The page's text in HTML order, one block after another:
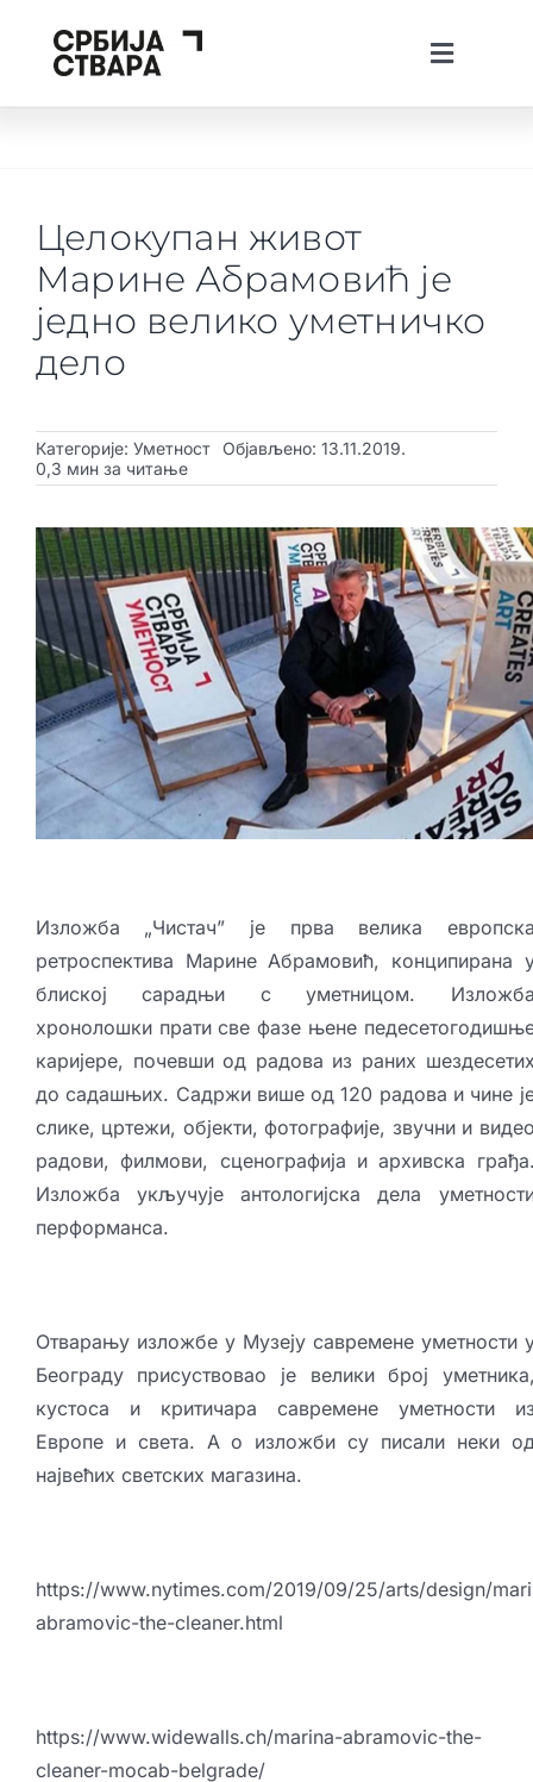
content
Toggle
ћир
lat
Вести
Стварај у Србији
Креативне индустрије
Публикације
Сарађуј са нама
Промо бокс
Партнери
Контакт
Целокупан живот
Марине Абрамовић је
једно велико уметничко
дело
Категорије: Уметност Објављено: 13.11.2019.
0,3 мин за читање
Изложба „Чистач” је прва велика
ретроспектива Марине Абрамовић, конципирана
блиској сарадњи с уметницом.
хронолошки прати све фазе њене
каријере, почевши од радова из раних
до садашњих. Садржи више од 120 радова и чине
слике, цртежи, објекти, фотографије, звучни и
радови, филмови, сценографија и архивска
Изложба укључује антологијска дела
перформанса.
Отварању изложбе у Музеју савремене уметности
Београду присуствовао је велики број
кустоса и критичара савремене уметности
Европе и света. А о изложби су писали неки
највећих светских магазина.
https://www.nytimes.com/2019/09/25/arts/design/
abramovic-the-cleaner.html
https://www.widewalls.ch/marina-abramovic-the-
cleaner-mocab-belgrade/